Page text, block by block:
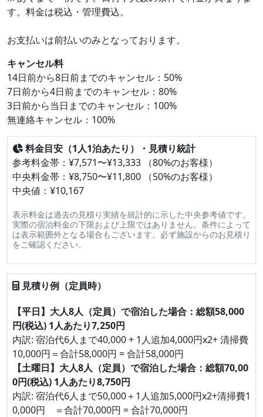
す。料金は税込・管理費込。
お支払いは前払いのみとなっております。
キャンセル料
14日前から8日前までのキャンセル：50%
7日前から4日前までのキャンセル：80%
3日前から当日までのキャンセル：100%
無連絡キャンセル：100%
料金目安（1人1泊あたり）・見積り統計
参考料金帯：¥7,571〜¥13,333 （80%のお客様）
中央料金帯：¥8,750〜¥11,800 （50%のお客様）
中央値：¥10,167
表示料金は過去の見積り実績を統計的に示した中央参考値です。
実際の宿泊料金の下限および上限ではありません。条件によって
は表示範囲外となる場合もございます。必ず施設からのお見積り
をご確認ください。
見積り例（定員時）
【平日】大人8人（定員）で宿泊した場合：総額58,000
円(税込) 1人あたり7,250円
内訳: 宿泊代6人まで40,000 + 1人追加4,000円x2+ 清掃費
10,000円＝合計58,000円 = 合計58,000円
【土曜日】大人8人（定員）で宿泊した場合：総額70,00
0円(税込) 1人あたり8,750円
内訳: 宿泊代6人まで50,000＋1人追加5,000円x2+清掃費1
0,000円 ＝合計70,000円 = 合計70,000円